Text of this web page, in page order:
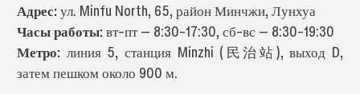
Адрес: ул. Minfu North, 65, район Минчжи, Лунхуа
Часы работы: вт–пт — 8:30–17:30, сб–вс — 8:30–19:30
Метро: линия 5, станция Minzhi (民治站), выход D,
затем пешком около 900 м.